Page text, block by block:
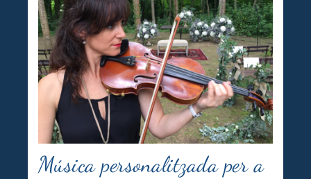
Música personalitzada per a